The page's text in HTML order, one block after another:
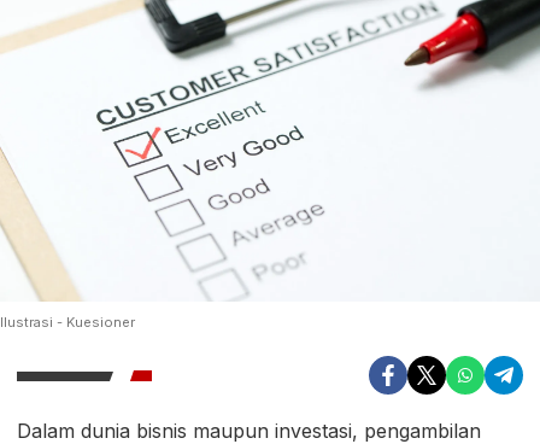
Ilustrasi - Kuesioner
Dalam dunia bisnis maupun investasi, pengambilan